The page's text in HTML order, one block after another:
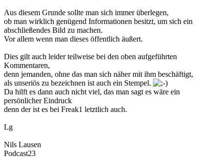
Aus diesem Grunde sollte man sich immer überlegen,
ob man wirklich genügend Informationen besitzt, um sich ein
abschließendes Bild zu machen.
Vor allem wenn man dieses öffentlich äußert.
Dies gilt auch leider teilweise bei den oben aufgeführten
Kommentaren,
denn jemanden, ohne das man sich näher mit ihm beschäftigt,
als unseriös zu bezeichnen ist auch ein Stempel.
Da hilft es dann auch nicht viel, das man sagt es wäre ein
persönlicher Eindruck
denn der ist es bei Freak1 letztlich auch.
Lg
Nils Lausen
Podcast23